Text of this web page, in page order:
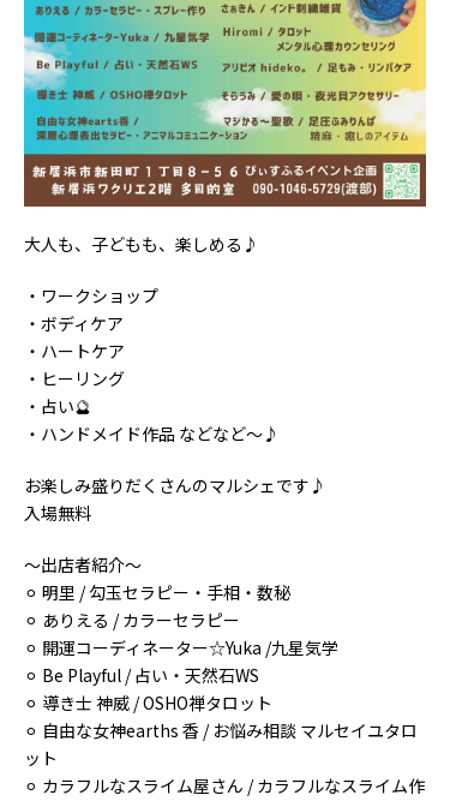
大人も、子どもも、楽しめる♪
・ワークショップ
・ボディケア
・ハートケア
・ヒーリング
・占い🔮
・ハンドメイド作品 などなど～♪
お楽しみ盛りだくさんのマルシェです♪
入場無料
～出店者紹介～
⚪︎ 明里 / 勾玉セラピー・手相・数秘
⚪︎ ありえる / カラーセラピー
⚪︎ 開運コーディネーター☆Yuka /九星気学
⚪︎ Be Playful / 占い・天然石WS
⚪︎ 導き士 神威 / OSHO禅タロット
⚪︎ 自由な女神earths 香 / お悩み相談 マルセイユタロ
ット
⚪︎ カラフルなスライム屋さん / カラフルなスライム作